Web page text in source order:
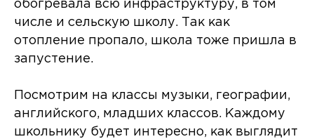
обогревала всю инфраструктуру, в том
числе и сельскую школу. Так как
отопление пропало, школа тоже пришла в
запустение.
Посмотрим на классы музыки, географии,
английского, младших классов. Каждому
школьнику будет интересно, как выглядит